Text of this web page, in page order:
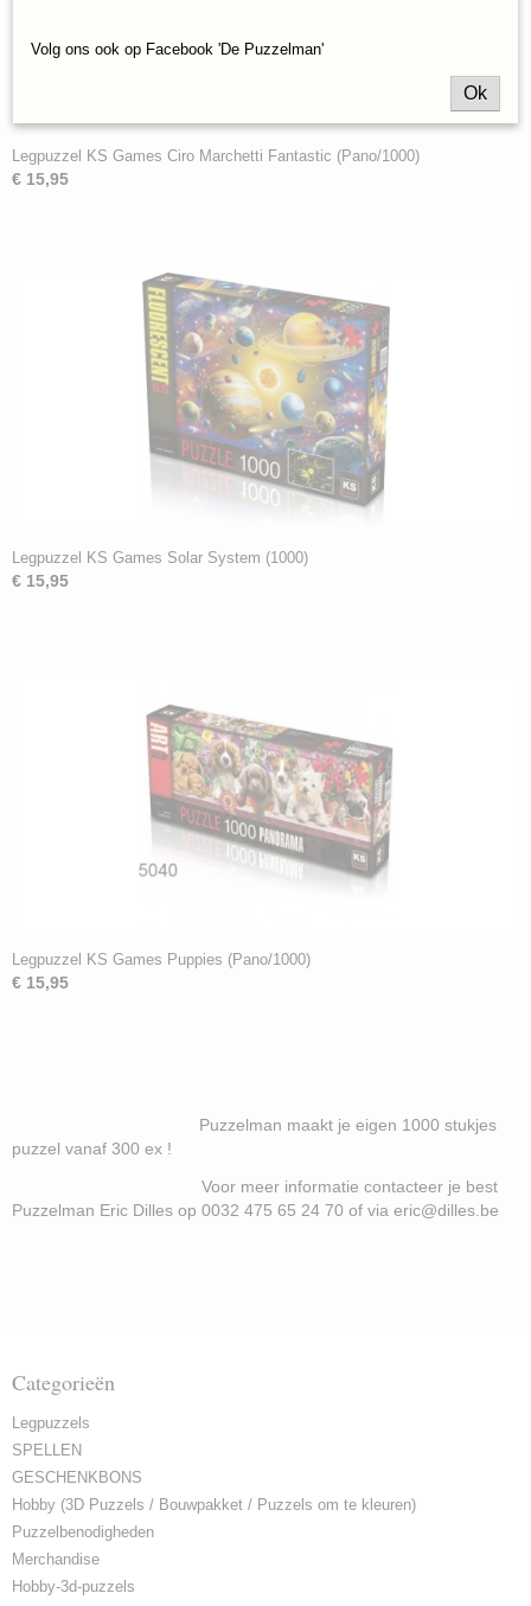
Legpuzzel KS Games Ciro Marchetti Fantastic (Pano/1000)
€ 15,95
Legpuzzel KS Games Solar System (1000)
€ 15,95
Legpuzzel KS Games Puppies (Pano/1000)
€ 15,95
Puzzelman maakt je eigen 1000 stukjes
puzzel vanaf 300 ex !
Voor meer informatie contacteer je best
Puzzelman Eric Dilles op 0032 475 65 24 70 of via eric@dilles.be
Categorieën
Legpuzzels
SPELLEN
GESCHENKBONS
Hobby (3D Puzzels / Bouwpakket / Puzzels om te kleuren)
Puzzelbenodigheden
Merchandise
Hobby-3d-puzzels
Volg ons ook op Facebook 'De Puzzelman'
Ok